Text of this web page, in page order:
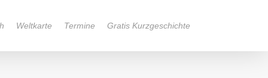
Weltkarte Termine Gratis Kurzgeschichte